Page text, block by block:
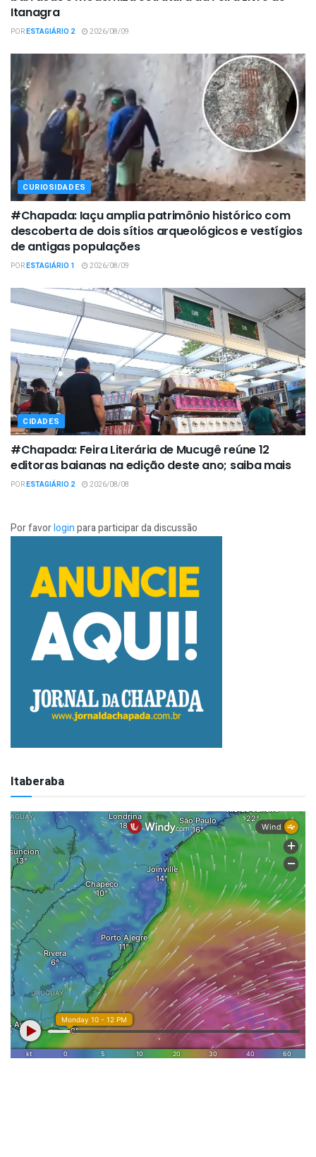
Itanagra
PORESTAGIÁRIO 2 2026/08/09
CURIOSIDADES
#Chapada: Iaçu amplia patrimônio histórico com
descoberta de dois sítios arqueológicos e vestígios
de antigas populações
PORESTAGIÁRIO 1 2026/08/09
CIDADES
#Chapada: Feira Literária de Mucugê reúne 12
editoras baianas na edição deste ano; saiba mais
PORESTAGIÁRIO 2 2026/08/08
Por favorloginpara participar da discussão
Itaberaba